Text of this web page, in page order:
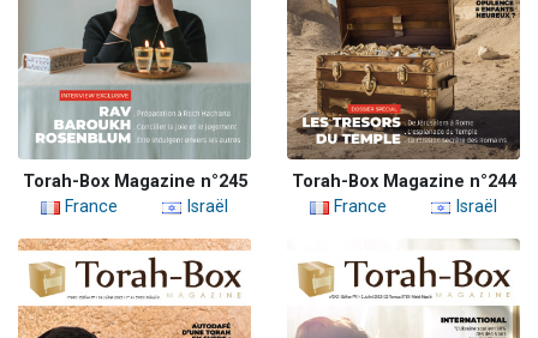
Torah-Box Magazine n°245
France
Israël
Torah-Box Magazine n°244
France
Israël